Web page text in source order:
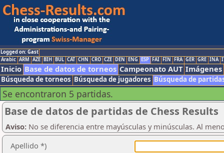
Logged on: Gast
Arabic ARM AZE BIH BUL CAT CHN CRO CZE DEN ENG ESP FAI FIN FRA GER GRE INA
Inicio Base de datos de torneos Campeonato AUT Imágenes
Búsqueda de torneos Búsqueda de jugadores Búsqueda de
Se encontraron 5 partidas.
Base de datos de partidas de Chess Results
Aviso: No se diferencia entre mayúsculas y minúsculas. Al
Apellido *)